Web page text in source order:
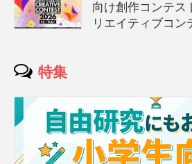
向け創作コンテス
リエイティブコン
特集